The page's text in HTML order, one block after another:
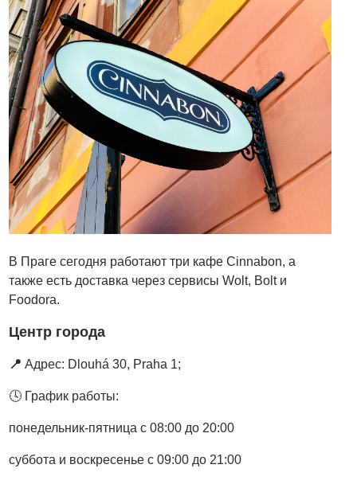
В Праге сегодня работают три кафе Cinnabon, а
также есть доставка через сервисы Wolt, Bolt и
Foodora.
Центр города
📍 Адрес: Dlouhá 30, Praha 1;
🕓 График работы:
понедельник-пятница с 08:00 до 20:00
суббота и воскресенье с 09:00 до 21:00